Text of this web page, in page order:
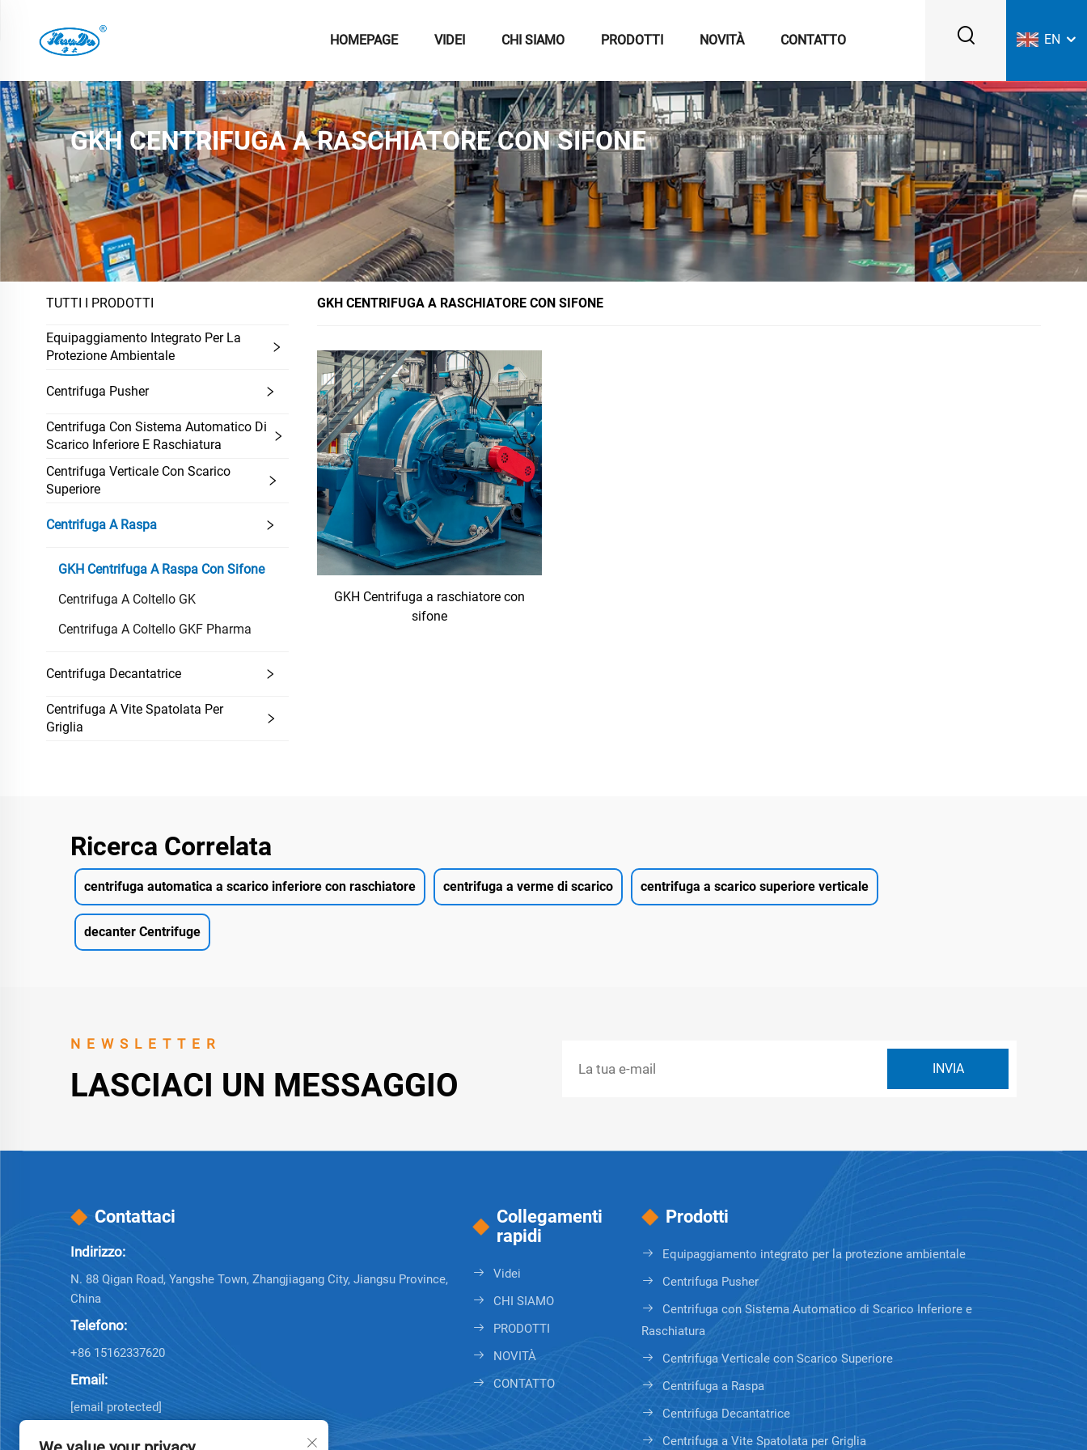
HOMEPAGE VIDEI CHI SIAMO PRODOTTI NOVITÀ CONTATTO EN
GKH CENTRIFUGA A RASCHIATORE CON SIFONE
TUTTI I PRODOTTI
Equipaggiamento Integrato Per La
Protezione Ambientale
Centrifuga Pusher
Centrifuga Con Sistema Automatico Di
Scarico Inferiore E Raschiatura
Centrifuga Verticale Con Scarico
Superiore
Centrifuga A Raspa
GKH Centrifuga A Raspa Con Sifone
Centrifuga A Coltello GK
Centrifuga A Coltello GKF Pharma
Centrifuga Decantatrice
Centrifuga A Vite Spatolata Per
Griglia
GKH CENTRIFUGA A RASCHIATORE CON SIFONE
GKH Centrifuga a raschiatore con
sifone
Ricerca Correlata
centrifuga automatica a scarico inferiore con raschiatore centrifuga a verme di scarico centrifuga a scarico superiore verticale
decanter Centrifuge
NEWSLETTER
LASCIACI UN MESSAGGIO
Contattaci
Indirizzo:
N. 88 Qigan Road, Yangshe Town, Zhangjiagang City, Jiangsu Province,
China
Telefono:
+86 15162337620
Email:
[email protected]
Collegamenti
rapidi
Videi
CHI SIAMO
PRODOTTI
NOVITÀ
CONTATTO
Prodotti
Equipaggiamento integrato per la protezione ambientale
Centrifuga Pusher
Centrifuga con Sistema Automatico di Scarico Inferiore e
Raschiatura
Centrifuga Verticale con Scarico Superiore
Centrifuga a Raspa
Centrifuga Decantatrice
Centrifuga a Vite Spatolata per Griglia